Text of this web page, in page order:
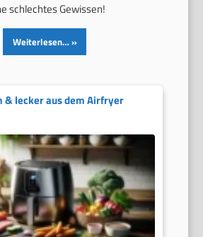
schlechtes Gewissen!
Weiterlesen…
& lecker aus dem Airfryer